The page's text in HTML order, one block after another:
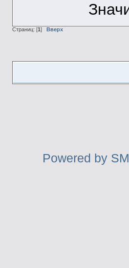
Страниц: [1] Вверх
Powered by